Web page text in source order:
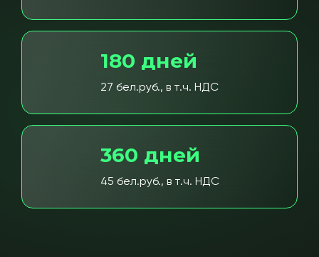
180 дней
27 бел.руб., в т.ч. НДС
360 дней
45 бел.руб., в т.ч. НДС